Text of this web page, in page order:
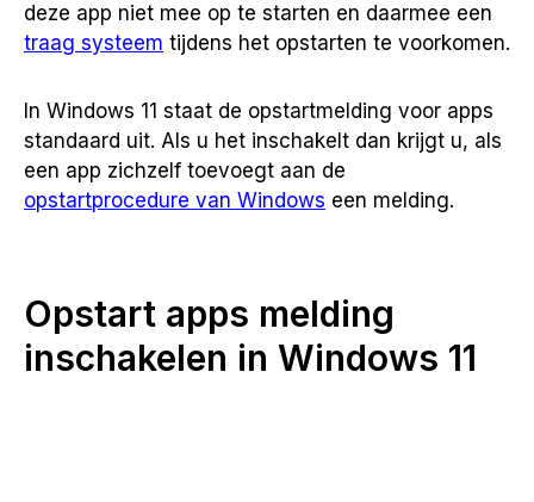
deze app niet mee op te starten en daarmee een
traag systeem tijdens het opstarten te voorkomen.
In Windows 11 staat de opstartmelding voor apps
standaard uit. Als u het inschakelt dan krijgt u, als
een app zichzelf toevoegt aan de
opstartprocedure van Windows een melding.
Opstart apps melding
inschakelen in Windows 11